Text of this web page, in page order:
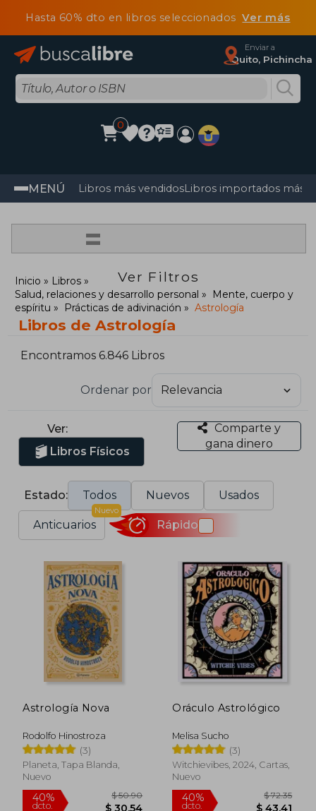
Hasta 60% dto en libros seleccionadosVer más
Enviar a
Quito, Pichincha
0
MENÚ Libros más vendidosLibros importados más
=
Ver Filtros
Inicio
Libros
Salud, relaciones y desarrollo personal
Mente, cuerpo y
espíritu
Prácticas de adivinación Astrología
Libros de Astrología
Encontramos 6.846 Libros
Ordenar por
Ver:
Libros Físicos
Comparte y
gana dinero
Estado: Todos Nuevos Usados
Anticuarios
Nuevo
Rápido
Astrología Nova
Rodolfo Hinostroza
(3)
Planeta, Tapa Blanda,
Nuevo
Oráculo Astrológico
Melisa Sucho
(3)
Witchievibes, 2024, Cartas,
Nuevo